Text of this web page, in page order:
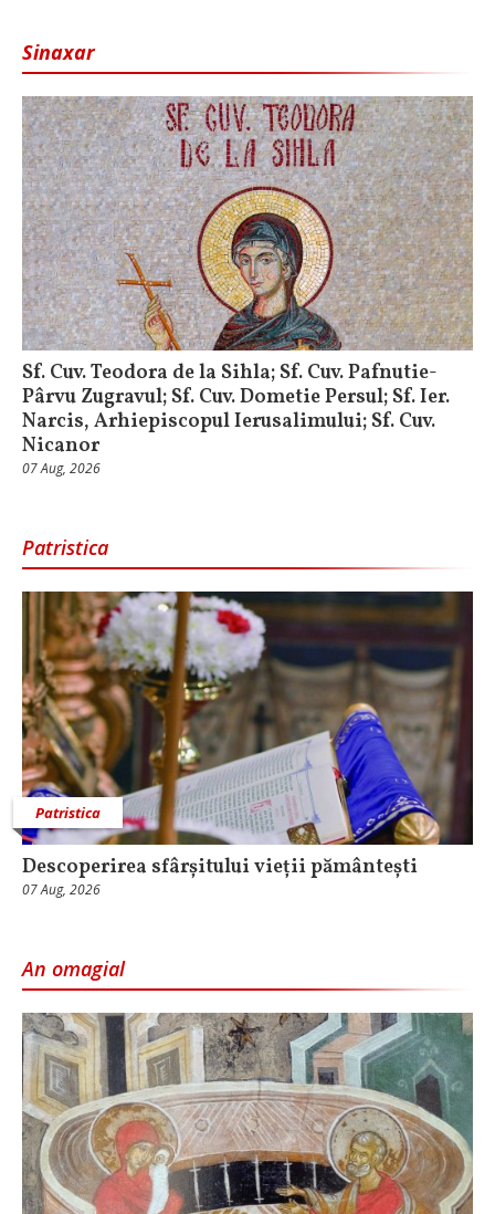
Sinaxar
Sf. Cuv. Teodora de la Sihla; Sf. Cuv. Pafnutie-
Pârvu Zugravul; Sf. Cuv. Dometie Persul; Sf. Ier.
Narcis, Arhiepiscopul Ierusalimului; Sf. Cuv.
Nicanor
07 Aug, 2026
Patristica
Patristica
Descoperirea sfârșitului vieții pământești
07 Aug, 2026
An omagial